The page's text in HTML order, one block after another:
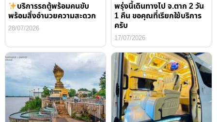
บริการรถตู้พร้อมคนขับ
พร้อมสิ่งอำนวยความสะดวก
28/07/2026
พรุ่งนี้เดินทางไป จ.ตาก 2 วัน
1 คืน ขอคุณที่เรียกใช้บริการ
ครับ
17/07/2026